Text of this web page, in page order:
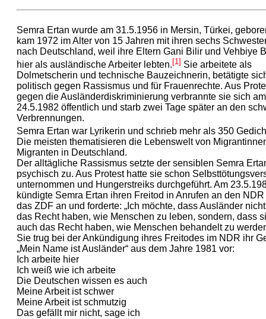
Semra Ertan wurde am 31.5.1956 in Mersin, Türkei,
kam 1972 im Alter von 15 Jahren mit ihren sechs
nach Deutschland, weil ihre Eltern Gani Bilir und Vehbiye
hier als ausländische Arbeiter lebten.[1] Sie arbeitete als
Dolmetscherin und technische Bauzeichnerin, betätigte
politisch gegen Rassismus und für Frauenrechte. Aus
gegen die Ausländerdiskriminierung verbrannte sie sich am
24.5.1982 öffentlich und starb zwei Tage später an den
Verbrennungen.
Semra Ertan war Lyrikerin und schrieb mehr als 350
Die meisten thematisieren die Lebenswelt von
Migranten in Deutschland.
Der alltägliche Rassismus setzte der sensiblen Semra
psychisch zu. Aus Protest hatte sie schon
unternommen und Hungerstreiks durchgeführt. Am
kündigte Semra Ertan ihren Freitod in Anrufen an den
das ZDF an und forderte: „Ich möchte, dass Ausländer
das Recht haben, wie Menschen zu leben, sondern, dass
auch das Recht haben, wie Menschen behandelt zu
Sie trug bei der Ankündigung ihres Freitodes im NDR ihr
„Mein Name ist Ausländer“ aus dem Jahre 1981 vor:
Ich arbeite hier
Ich weiß wie ich arbeite
Die Deutschen wissen es auch
Meine Arbeit ist schwer
Meine Arbeit ist schmutzig
Das gefällt mir nicht, sage ich